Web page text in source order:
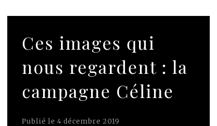
Ces images qui
nous regardent : la
campagne Céline
Publié le 4 décembre 2019